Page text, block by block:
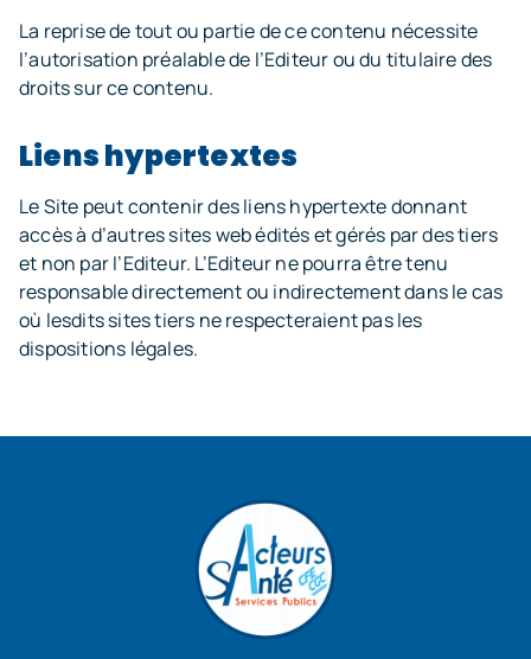
La reprise de tout ou partie de ce contenu nécessite
l’autorisation préalable de l’Editeur ou du titulaire des
droits sur ce contenu.
Liens hypertextes
Le Site peut contenir des liens hypertexte donnant
accès à d’autres sites web édités et gérés par des tiers
et non par l’Editeur. L’Editeur ne pourra être tenu
responsable directement ou indirectement dans le cas
où lesdits sites tiers ne respecteraient pas les
dispositions légales.